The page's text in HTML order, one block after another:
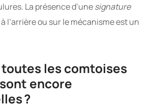
La présence d’unesignature
l’arrière ou sur le mécanisme est un
les comtoises
encore
?